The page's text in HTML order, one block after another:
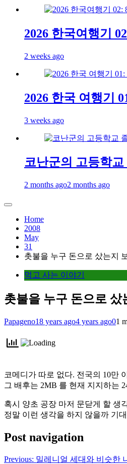
2026 한국여행기
2 weeks ago
2026 한국 여행기
3 weeks ago
코난군의 고등학교
2 months ago2 months ago
Home
2008
May
31
촛불을 누구 돈으로 샀는지
먹고 사는 이야기
촛불을 누구 돈으로 샀
Papageno18 years ago4 years ago01
코메디가 따로 없다. 전국의 10만
그 배후는 2MB 를 현재 지지하는
혹시 양초 공장 마저 문닫게 할 생
정말 이런 생각을 하지 않을까 기
Post navigation
Previous: 밀레니얼 세대와 비슷한